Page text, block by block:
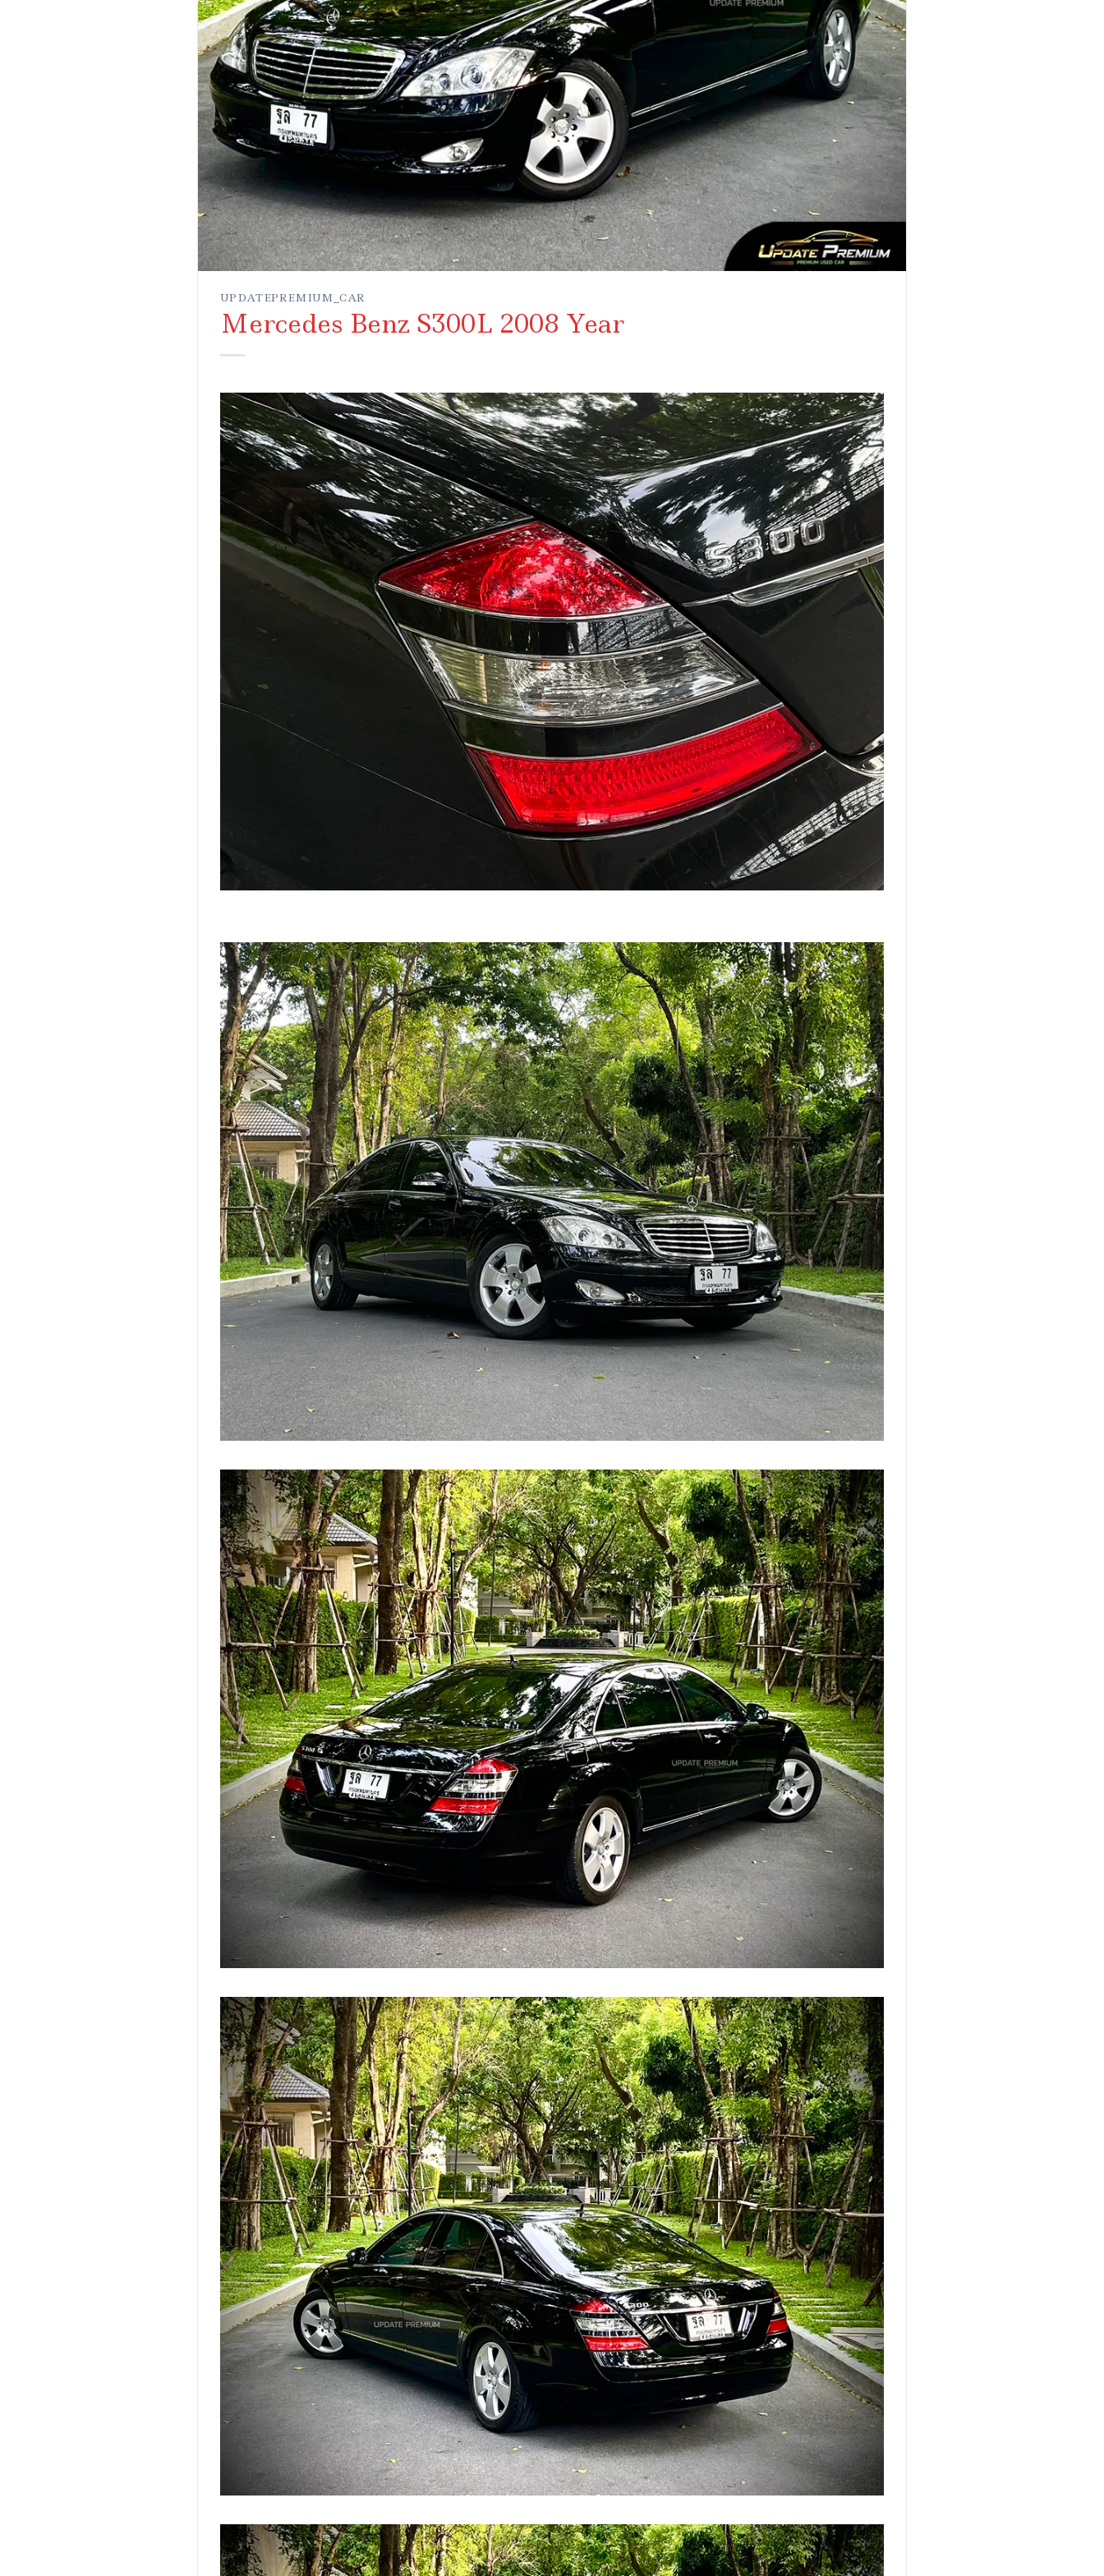
UPDATEPREMIUM_CAR
Mercedes Benz S300L 2008 Year